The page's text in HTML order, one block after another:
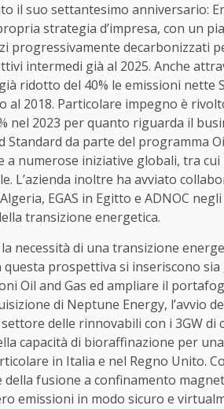
il suo settantesimo anniversario:
strategia d’impresa, con un
progressivamente decarbonizzati
intermedi già al 2025. Anche
ridotto del 40% le emissioni nette
al 2018. Particolare impegno è
nel 2023 per quanto riguarda il
da parte del programma
a numerose iniziative globali, tra
L’azienda inoltre ha avviato
EGAS in Egitto e ADNOC
transizione energetica.
necessità di una transizione
prospettiva si inseriscono sia
Oil and Gas ed ampliare il
di Neptune Energy, l’avvio
delle rinnovabili con i 3GW di
capacità di bioraffinazione per
in Italia e nel Regno Unito.
fusione a confinamento
emissioni in modo sicuro e